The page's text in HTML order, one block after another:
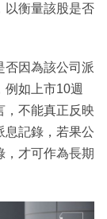
以衡量該股是否
否因為該公司派
例如上市10週
，不能真正反映
息記錄，若果公
，才可作為長期